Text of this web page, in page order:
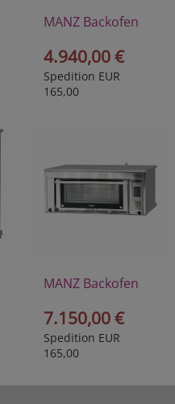
MANZ Backofen
4.940,00 €
Spedition EUR
165,00
MANZ Backofen
7.150,00 €
Spedition EUR
165,00